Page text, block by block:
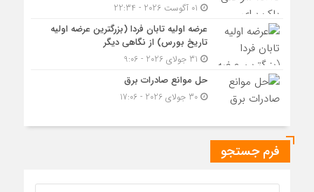
عرضه اولیه تابان فردا (بزرگترین عرضه اولیه
تاریخ بورس) از نگاهی دیگر
حل موانع صادرات برق
30 جولای 2026 - 17:06
فرم جستجو